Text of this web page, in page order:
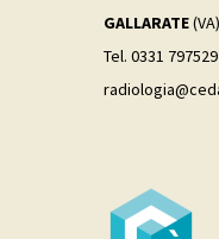
GALLARATE
Tel. 0331